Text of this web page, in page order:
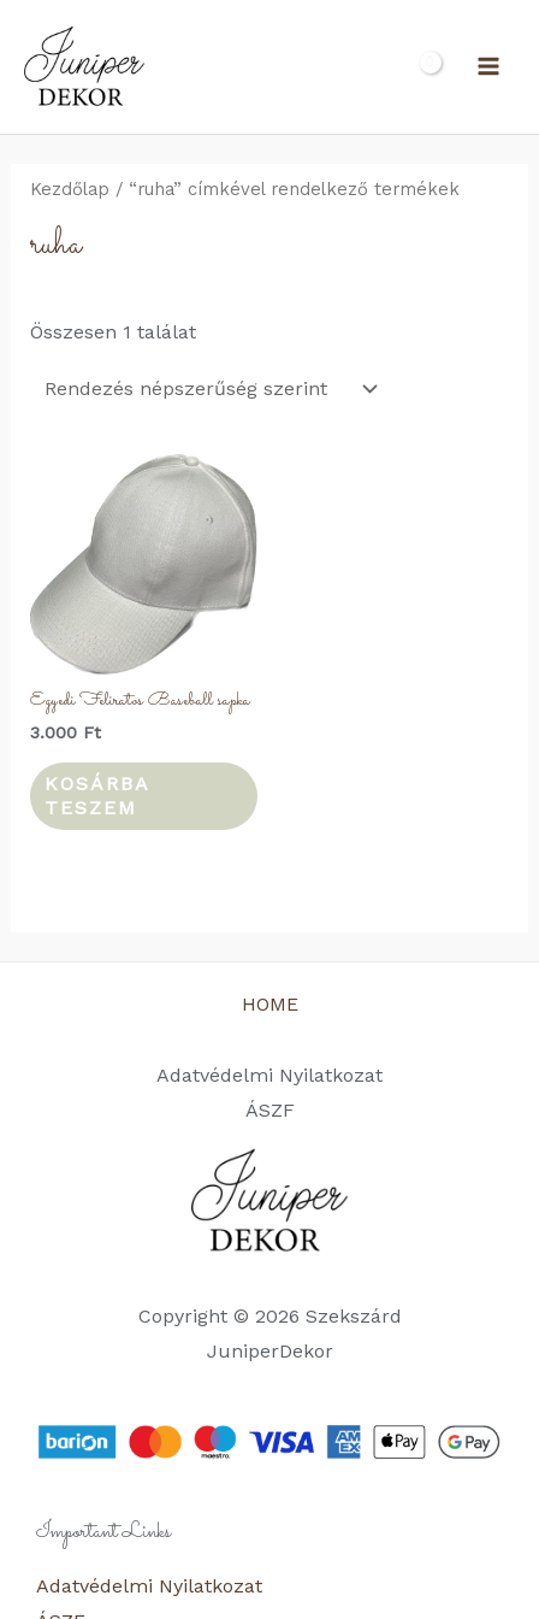
content
Kezdőlap / “ruha” címkével rendelkező termékek
ruha
Összesen 1 találat
Egyedi Feliratos Baseball sapka
3.000 Ft
KOSÁRBA
TESZEM
HOME
Adatvédelmi Nyilatkozat
ÁSZF
Copyright © 2026 Szekszárd
JuniperDekor
Important Links
Adatvédelmi Nyilatkozat